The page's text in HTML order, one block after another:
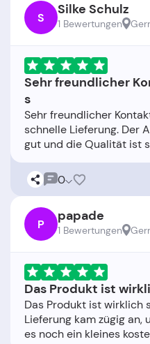
S Silke Schulz
1 Bewertungen
Sehr freundlicher
s
Sehr freundlicher
schnelle Lieferung. Der
0
P papade
1 Bewertungen
Das Produkt ist
Das Produkt ist wirklich
Lieferung kam zügig an,